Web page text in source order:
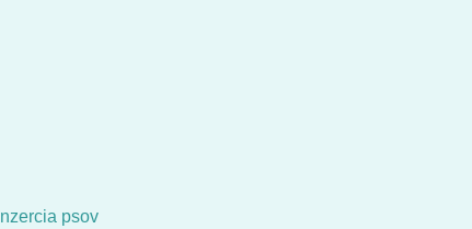
Inzercia psov